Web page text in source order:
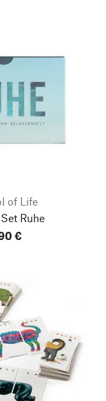
of Life
Ruhe
€